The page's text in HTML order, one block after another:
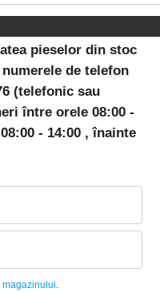
pieselor din stoc
de telefon
(telefonic sau
între orele 08:00 -
- 14:00 , înainte
.